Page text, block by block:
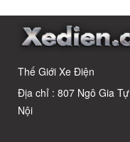
học sinh cấp 2
Cáo!
Quyết
Thế Giới Xe Điện
Địa chỉ : 807 Ngô Gia
Nội